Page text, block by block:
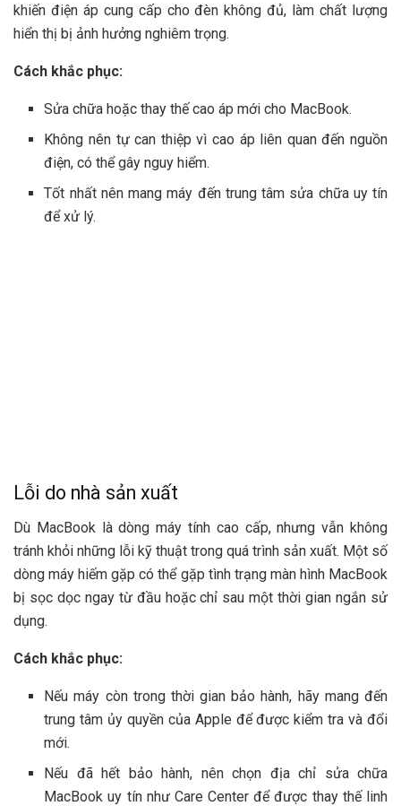
khiến điện áp cung cấp cho đèn không đủ, làm chất lượng
hiển thị bị ảnh hưởng nghiêm trọng.
Cách khắc phục:
Sửa chữa hoặc thay thế cao áp mới cho MacBook.
Không nên tự can thiệp vì cao áp liên quan đến nguồn
điện, có thể gây nguy hiểm.
Tốt nhất nên mang máy đến trung tâm sửa chữa uy tín
để xử lý.
Lỗi do nhà sản xuất
Dù MacBook là dòng máy tính cao cấp, nhưng vẫn không
tránh khỏi những lỗi kỹ thuật trong quá trình sản xuất. Một số
dòng máy hiếm gặp có thể gặp tình trạng màn hình MacBook
bị sọc dọc ngay từ đầu hoặc chỉ sau một thời gian ngắn sử
dụng.
Cách khắc phục:
Nếu máy còn trong thời gian bảo hành, hãy mang đến
trung tâm ủy quyền của Apple để được kiểm tra và đổi
mới.
Nếu đã hết bảo hành, nên chọn địa chỉ sửa chữa
MacBook uy tín như Care Center để được thay thế linh